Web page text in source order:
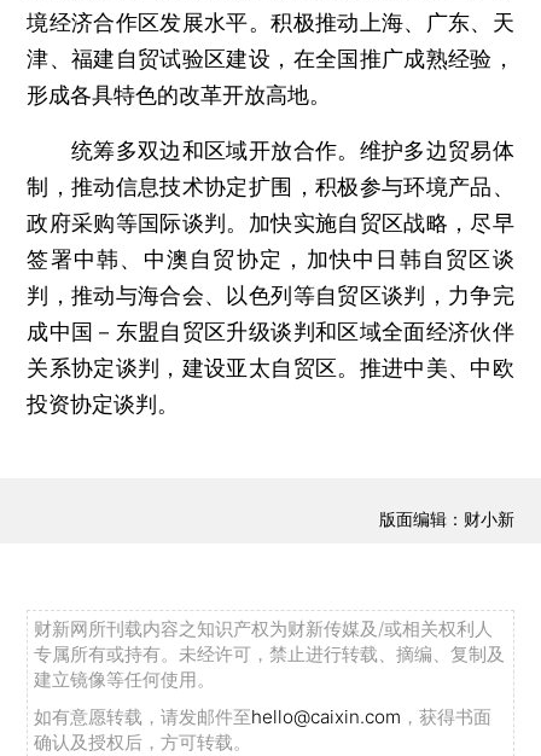
境经济合作区发展水平。积极推动上海、广东、天
津、福建自贸试验区建设，在全国推广成熟经验，
形成各具特色的改革开放高地。
统筹多双边和区域开放合作。维护多边贸易体
制，推动信息技术协定扩围，积极参与环境产品、
政府采购等国际谈判。加快实施自贸区战略，尽早
签署中韩、中澳自贸协定，加快中日韩自贸区谈
判，推动与海合会、以色列等自贸区谈判，力争完
成中国－东盟自贸区升级谈判和区域全面经济伙伴
关系协定谈判，建设亚太自贸区。推进中美、中欧
投资协定谈判。
版面编辑：财小新
财新网所刊载内容之知识产权为财新传媒及/或相关权利人
专属所有或持有。未经许可，禁止进行转载、摘编、复制及
建立镜像等任何使用。
如有意愿转载，请发邮件至hello@caixin.com ，获得书面
确认及授权后，方可转载。